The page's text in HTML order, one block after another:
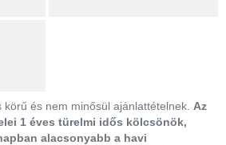
és nem minősül ajánlattételnek. Az
1 éves türelmi idős kölcsönök,
alacsonyabb a havi